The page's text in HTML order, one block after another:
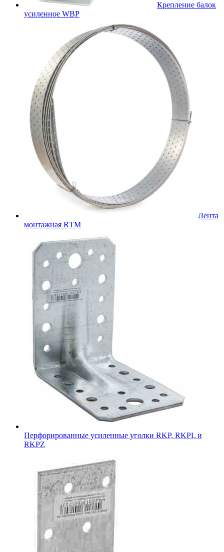
Крепление балок
усиленное WBР
Лента
монтажная RТМ
Перфорированные усиленные уголки RKP, RKPL и
RKPZ